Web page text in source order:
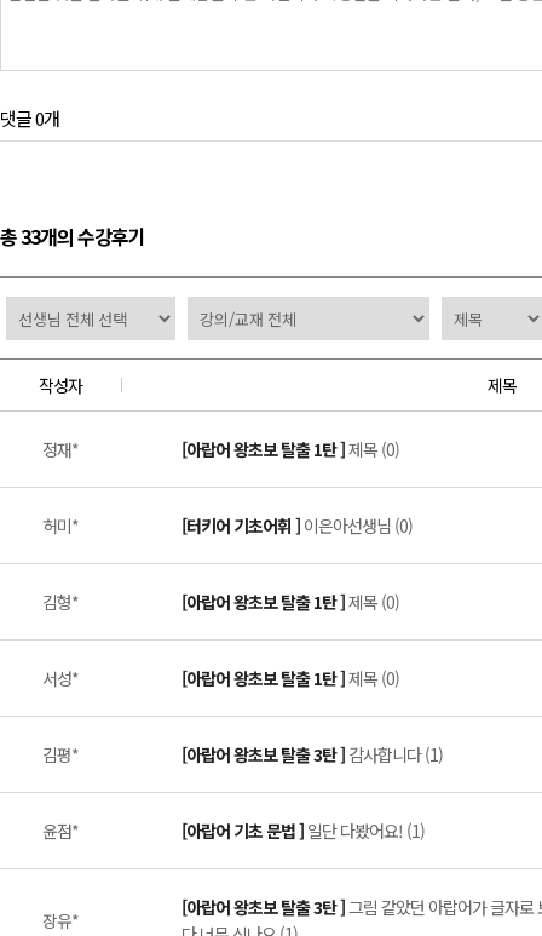
댓글 0개
총 33개의 수강후기
작성자 제목
정재* [아랍어 왕초보 탈출 1탄 ]제목 (0)
허미* [터키어 기초어휘 ] 이은아선생님 (0)
김형* [아랍어 왕초보 탈출 1탄 ]제목 (0)
서성* [아랍어 왕초보 탈출 1탄 ]제목 (0)
김평* [아랍어 왕초보 탈출 3탄 ] 감사합니다 (1)
윤점* [아랍어 기초 문법 ] 일단 다봤어요! (1)
장유*
[아랍어 왕초보 탈출 3탄 ]그림 같았던 아랍어가 글자로